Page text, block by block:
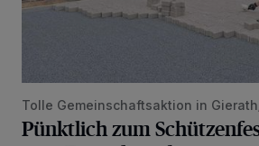
Tolle Gemeinschaftsaktion in
Pünktlich zum